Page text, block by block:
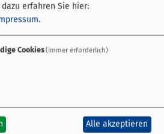
auch als
werden.
Schüler & Studenten
dazu erfahren Sie hier:
.
Cookies(immer erforderlich)
Alle akzeptieren